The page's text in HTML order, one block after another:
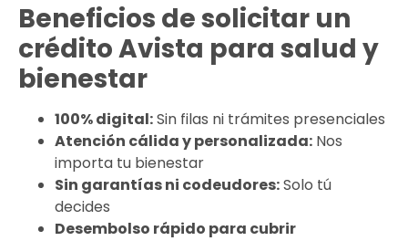
Beneficios de solicitar un
crédito Avista para salud y
bienestar
100% digital:Sin filas ni trámites presenciales
Atención cálida y personalizada: Nos
importa tu bienestar
Sin garantías ni codeudores:Solo tú
decides
Desembolso rápido para cubrir